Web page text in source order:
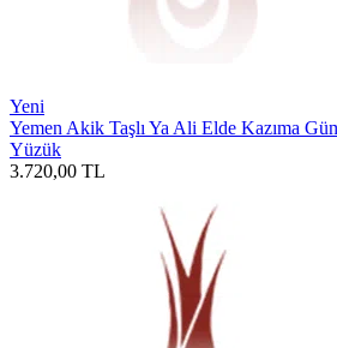
Yeni
Yemen Akik Taşlı Ya Ali Elde Kazıma
Yüzük
3.720,00 TL